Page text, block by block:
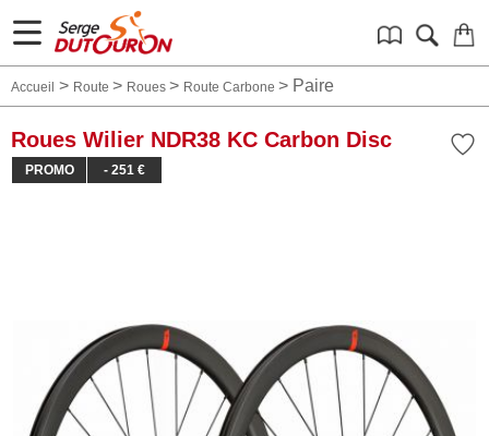
Accueil > Route > Roues > Route Carbone > Paire
Roues Wilier NDR38 KC Carbon Disc
PROMO - 251 €